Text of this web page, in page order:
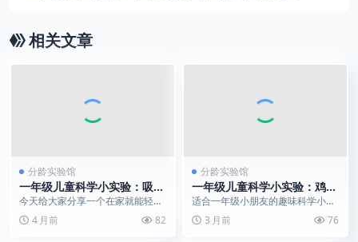
相关文章
分龄实验馆
一年级儿童科学小实验：吸管
加速水流小实验｜一根吸管让
水流变快
今天给大家分享一个在家就能轻松
完成的趣味科学小实验 —— 吸管
加速水流实验。只需...
4 月前 82
分龄实验馆
一年级儿童科学小实验：鸡蛋
跳水大赛｜解锁惯性的神奇魔
力
适合一年级小朋友的趣味科学小实
验来啦！不用复杂材料，在家就能
玩，还能轻松解锁“惯...
3 月前 76